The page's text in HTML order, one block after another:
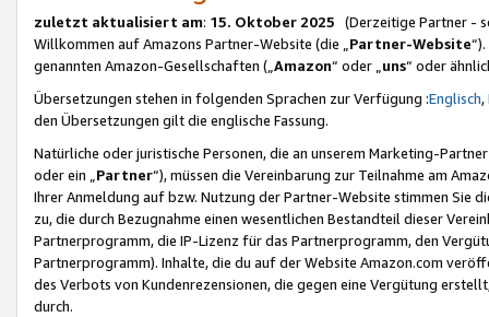
zuletzt aktualisiert am: 15. Oktober 2025 (Derzeitige Partner -
Willkommen auf Amazons Partner-Website (die „Partner-Website
genannten Amazon-Gesellschaften („Amazon“ oder „uns“ oder
Übersetzungen stehen in folgenden Sprachen zur Verfügung :Englisch,
den Übersetzungen gilt die englische Fassung.
Natürliche oder juristische Personen, die an unserem Marketing-
oder ein „Partner“), müssen die Vereinbarung zur Teilnahme am
Ihrer Anmeldung auf bzw. Nutzung der Partner-Website stimmen Sie
zu, die durch Bezugnahme einen wesentlichen Bestandteil dieser
Partnerprogramm, die IP-Lizenz für das Partnerprogramm, den
Partnerprogramm). Inhalte, die du auf der Website Amazon.com
des Verbots von Kundenrezensionen, die gegen eine Vergütung
durch.